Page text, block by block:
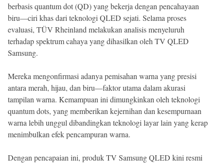
berbasis quantum dot (QD) yang bekerja dengan pencahayaan
biru—ciri khas dari teknologi QLED sejati. Selama proses
evaluasi, TÜV Rheinland melakukan analisis menyeluruh
terhadap spektrum cahaya yang dihasilkan oleh TV QLED
Samsung.
Mereka mengonfirmasi adanya pemisahan warna yang presisi
antara merah, hijau, dan biru—faktor utama dalam akurasi
tampilan warna. Kemampuan ini dimungkinkan oleh teknologi
quantum dots, yang memberikan kejernihan dan kesempurnaan
warna lebih unggul dibandingkan teknologi layar lain yang kerap
menimbulkan efek pencampuran warna.
Dengan pencapaian ini, produk TV Samsung QLED kini resmi